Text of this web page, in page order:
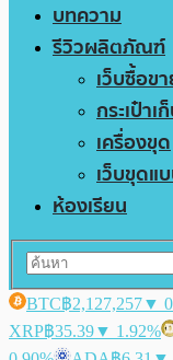
บทความ
รีวิวผลิตภัณฑ์
เว็บซื้อข
กระเป๋า
เครื่องขุด
เว็บขุดแ
ห้องเรียน
BTC฿2,127,257▼
XRP฿35.39▼ 1.92%